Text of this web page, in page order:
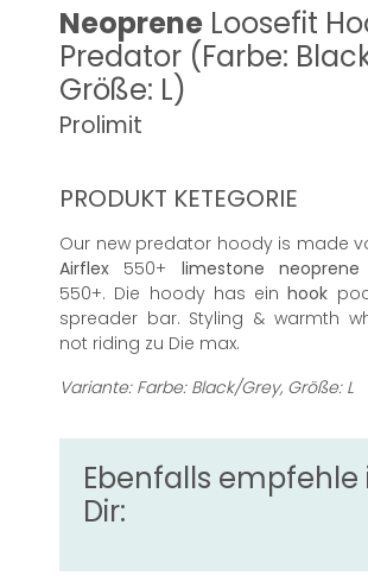
Neoprene Loosefit
Predator (Farbe:
Größe: L)
Prolimit
PRODUKT KETEGORIE
Our new predator hoody is made
Airflex 550+ limestone neoprene
550+. Die hoody has einhook
spreader bar. Styling & warmth
not riding zu Die max.
Variante: Farbe: Black/Grey, Größe: L
Ebenfalls empfehle
Dir: